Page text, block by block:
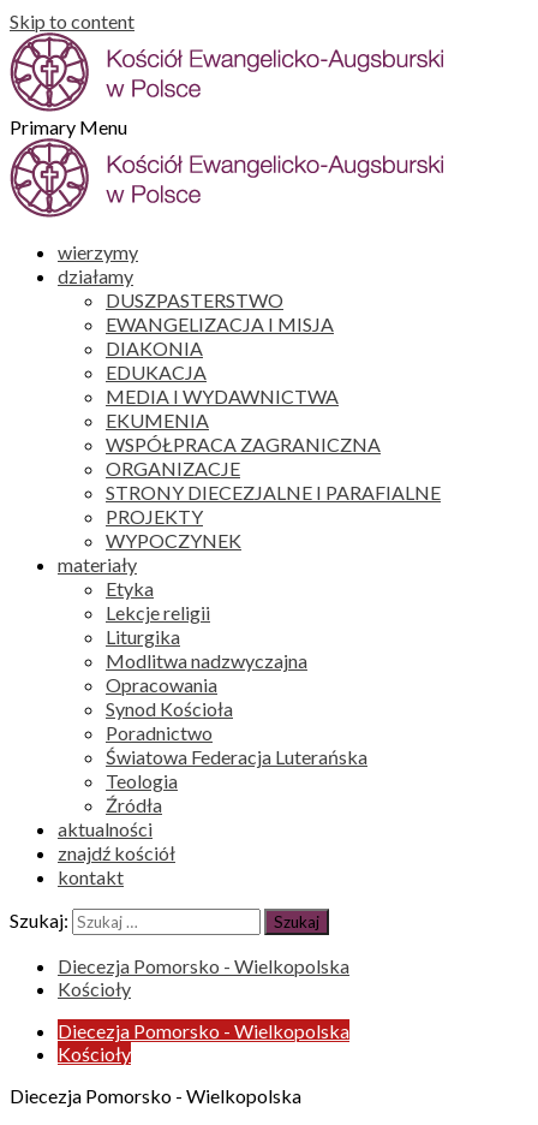
Skip to content
Primary Menu
wierzymy
działamy
DUSZPASTERSTWO
EWANGELIZACJA I MISJA
DIAKONIA
EDUKACJA
MEDIA I WYDAWNICTWA
EKUMENIA
WSPÓŁPRACA ZAGRANICZNA
ORGANIZACJE
STRONY DIECEZJALNE I PARAFIALNE
PROJEKTY
WYPOCZYNEK
materiały
Etyka
Lekcje religii
Liturgika
Modlitwa nadzwyczajna
Opracowania
Synod Kościoła
Poradnictwo
Światowa Federacja Luterańska
Teologia
Źródła
aktualności
znajdź kościół
kontakt
Szukaj:
Diecezja Pomorsko - Wielkopolska
Kościoły
Diecezja Pomorsko - Wielkopolska
Kościoły
Diecezja Pomorsko - Wielkopolska